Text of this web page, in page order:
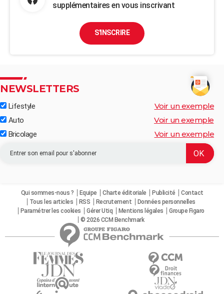
supplémentaires en vous inscrivant
S'INSCRIRE
NEWSLETTERS
Lifestyle Voir un exemple
Auto Voir un exemple
Bricolage Voir un exemple
Qui sommes-nous ? Equipe Charte éditoriale Publicité
Contact
Tous les articles
RSS Recrutement
Données personnelles
Paramétrer les cookies
Gérer Utiq Mentions légales
Groupe Figaro
© 2026 CCM Benchmark